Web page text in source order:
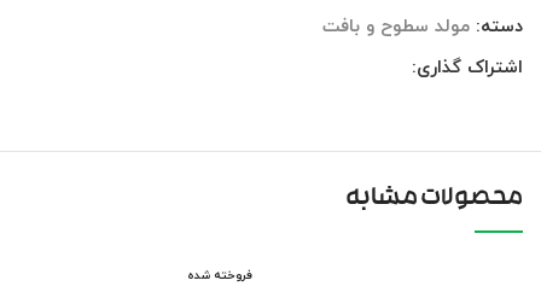
دسته: مولد سطوح و بافت
اشتراک گذاری:
محصولات مشابه
فروخته شده